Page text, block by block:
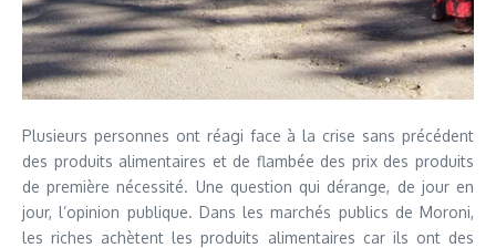
Plusieurs personnes ont réagi face à la crise sans précédent
des produits alimentaires et de flambée des prix des produits
de première nécessité. Une question qui dérange, de jour en
jour, l’opinion publique. Dans les marchés publics de Moroni,
les riches achètent les produits alimentaires car ils ont des